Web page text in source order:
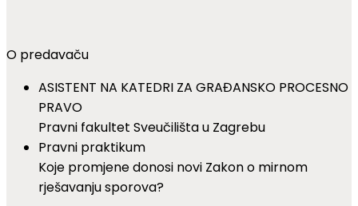
O predavaču
ASISTENT NA KATEDRI ZA GRAĐANSKO PROCESNO
PRAVO
Pravni fakultet Sveučilišta u Zagrebu
Pravni praktikum
Koje promjene donosi novi Zakon o mirnom
rješavanju sporova?